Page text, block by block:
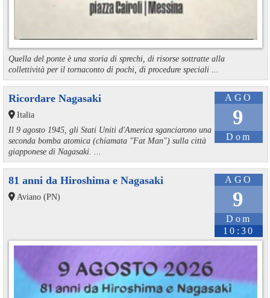
Quella del ponte è una storia di sprechi, di risorse sottratte alla
collettività per il tornaconto di pochi, di procedure speciali ...
AGO
9
Dom
Ricordare Nagasaki
Italia
Il 9 agosto 1945, gli Stati Uniti d'America sganciarono una
seconda bomba atomica (chiamata "Fat Man") sulla città
giapponese di Nagasaki. ...
AGO
9
Dom
10:30
81 anni da Hiroshima e Nagasaki
Aviano (PN)